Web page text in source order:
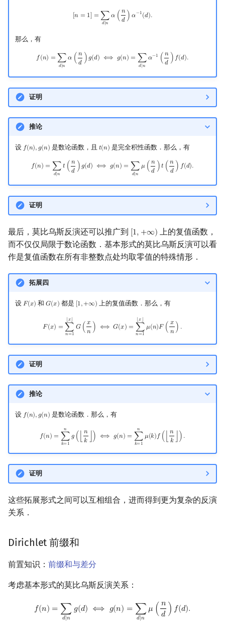
[𝑛 = 1] = ∑
𝑑∣𝑛
𝛼 ( 𝑛
𝑑 ) 𝛼−1(𝑑).
[n = 1 =∑ d∣n α( nd) α −1(d).
那么，有
𝑓(𝑛) = ∑
𝑑∣𝑛
𝛼 ( 𝑛
𝑑 )𝑔(𝑑) ⟺ 𝑔(𝑛) = ∑
𝑑∣𝑛
𝛼−1 ( 𝑛
𝑑 )𝑓(𝑑).
f(n)=∑ d∣ nα(nd)g(d ⟺ g(n)= ∑d nα− 1(nd) f(d )
证明
推论
设 𝑓(𝑛),𝑔(𝑛)
f(n),g (n) 是数论函数，且 𝑡(𝑛)
t(n) 是完全积性函数．那么，有
𝑓(𝑛) = ∑
𝑑∣𝑛
𝑡 ( 𝑛
𝑑 )𝑔(𝑑) ⟺ 𝑔(𝑛) = ∑
𝑑∣𝑛
𝜇 ( 𝑛
𝑑 )𝑡 ( 𝑛
𝑑 ) 𝑓(𝑑).
f( n)=∑ d ∣nt( n d)g(d )⟺ g(n)= ∑d∣nμ (n d )t( n d )f (d ).
证明
最后，莫比乌斯反演还可以推广到 [1, +∞)
1,+∞)
上的复值函数，
而不仅仅局限于数论函数．基本形式的莫比乌斯反演可以看
作是复值函数在所有非整数点处均取零值的特殊情形．
拓展四
设 𝐹(𝑥)
F(x) 和𝐺(𝑥)
G(x) 都是 [1,+∞)
1,+∞) 上的复值函数．那么，有
𝐹(𝑥) =
⌊𝑥⌋
∑
𝑛=1
𝐺 ( 𝑥
𝑛 ) ⟺ 𝐺(𝑥) =
⌊𝑥⌋
∑
𝑛=1
𝜇(𝑛)𝐹 ( 𝑥
𝑛 ) .
∑n= ⌋G( x 1⌊x n ).
证明
推论
设 𝑓(𝑛),𝑔(𝑛)
f(n),g (n) 是数论函数．那么，有
𝑓(𝑛) =
𝑛
∑
𝑘=1
𝑔 (
𝑛
𝑘
) ⟺ 𝑔(𝑛) =
𝑛
∑
𝑘=1
𝜇(𝑘)𝑓 (
𝑛
𝑘
) .
=∑k n g (⌊ nk n = =1nμ k f n k ⌋).
证明
这些拓展形式之间可以互相组合，进而得到更为复杂的反演
关系．
Dirichlet 前缀和
前置知识： 前缀和与差分
考虑基本形式的莫比乌斯反演关系：
𝑓(𝑛) = ∑
𝑑∣𝑛
𝑔(𝑑) ⟺ 𝑔(𝑛) = ∑
𝑑∣𝑛
𝜇 ( 𝑛
𝑑 ) 𝑓(𝑑).
(n )=∑d ∣ng( )⟺ g(n)= ∑d ∣nμ n d)f( d .